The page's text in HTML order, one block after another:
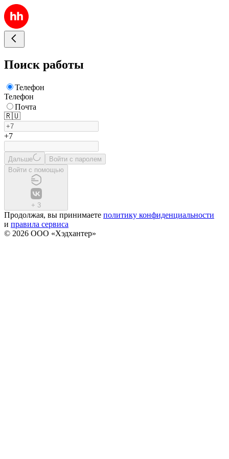
Поиск работы
Телефон
Телефон
Почта
🇷🇺
+7
Дальше
Войти с паролем
Войти с помощью
+ 3
Продолжая, вы принимаете политику конфиденциальности
и правила сервиса
© 2026 ООО «Хэдхантер»